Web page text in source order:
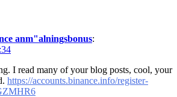
anm"alningsbonus:
I read many of your blog posts, cool, your
https://accounts.binance.info/register-